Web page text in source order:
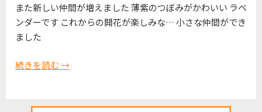
また新しい仲間が増えました 薄紫のつぼみがかわいい ラベ
ンダーです これからの開花が楽しみな… 小さな仲間ができ
ました
続きを読む →